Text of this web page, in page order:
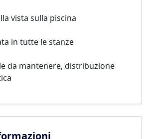
vista sulla piscina
in tutte le stanze
da mantenere, distribuzione